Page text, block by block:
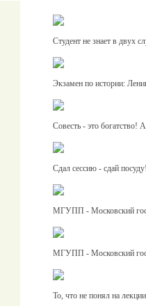
Студент не знает в двух
Экзамен по истории:
Совесть - это богатство!
Сдал сессию - сдай
МГУПП - Московский
МГУПП - Московский
То, что не понял на